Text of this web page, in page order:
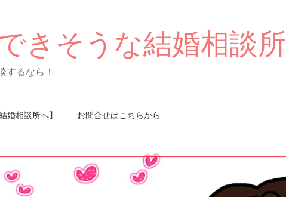
きそうな結婚相談所
するなら！
婚相談所へ】 お問合せはこちらから